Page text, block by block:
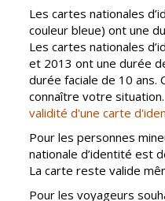
Les cartes nationales
couleur bleue) ont une
Les cartes nationales
et 2013 ont une durée
durée faciale de 10 ans.
connaître votre
validité d'une carte
Pour les personnes
nationale d’identité est
La carte reste valide
Pour les voyageurs